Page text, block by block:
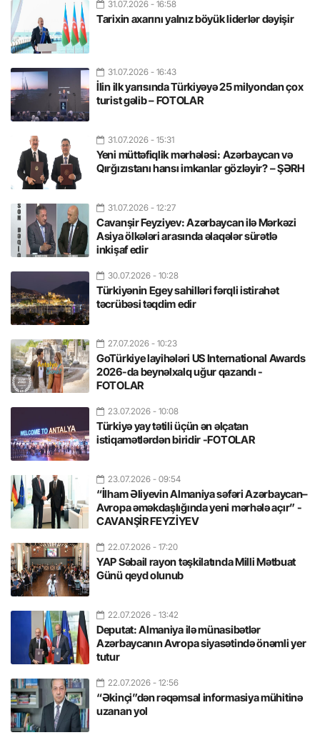
31.07.2026 - 16:58
Tarixin axarını yalnız böyük liderlər dəyişir
31.07.2026 - 16:43
İlin ilk yarısında Türkiyəyə 25 milyondan çox
turist gəlib – FOTOLAR
31.07.2026 - 15:31
Yeni müttəfiqlik mərhələsi: Azərbaycan və
Qırğızıstanı hansı imkanlar gözləyir? – ŞƏRH
31.07.2026 - 12:27
Cavanşir Feyziyev: Azərbaycan ilə Mərkəzi
Asiya ölkələri arasında əlaqələr sürətlə
inkişaf edir
30.07.2026 - 10:28
Türkiyənin Egey sahilləri fərqli istirahət
təcrübəsi təqdim edir
27.07.2026 - 10:23
GoTürkiye layihələri US International Awards
2026-da beynəlxalq uğur qazandı -
FOTOLAR
23.07.2026 - 10:08
Türkiyə yay tətili üçün ən əlçatan
istiqamətlərdən biridir -FOTOLAR
23.07.2026 - 09:54
“İlham Əliyevin Almaniya səfəri Azərbaycan–
Avropa əməkdaşlığında yeni mərhələ açır” -
CAVANŞİR FEYZİYEV
22.07.2026 - 17:20
YAP Səbail rayon təşkilatında Milli Mətbuat
Günü qeyd olunub
22.07.2026 - 13:42
Deputat: Almaniya ilə münasibətlər
Azərbaycanın Avropa siyasətində önəmli yer
tutur
22.07.2026 - 12:56
“Əkinçi”dən rəqəmsal informasiya mühitinə
uzanan yol